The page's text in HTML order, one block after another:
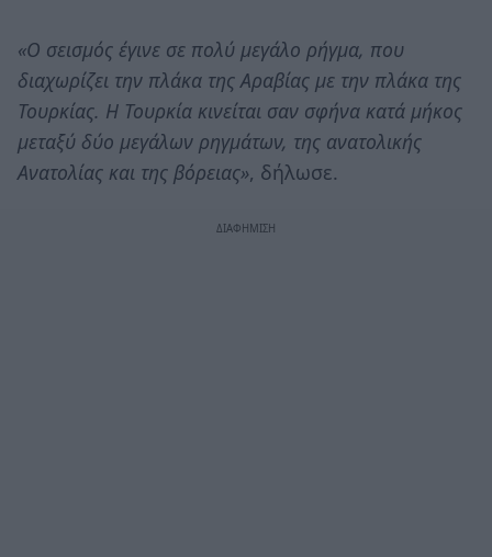
«Ο σεισμός έγινε σε πολύ μεγάλο ρήγμα, που
διαχωρίζει την πλάκα της Αραβίας με την πλάκα της
Τουρκίας. Η Τουρκία κινείται σαν σφήνα κατά μήκος
μεταξύ δύο μεγάλων ρηγμάτων, της ανατολικής
Ανατολίας και της βόρειας», δήλωσε.